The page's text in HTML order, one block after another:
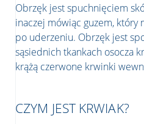
Obrzęk jest spuchnięciem
inaczej mówiąc guzem, który
po uderzeniu. Obrzęk jest
sąsiednich tkankach osocza
krążą czerwone krwinki
CZYM JEST KRWIAK?